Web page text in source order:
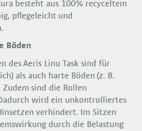
besteht aus 100% recyceltem
pflegeleicht und
Böden
des Aeris Linu Task sind für
als auch harte Böden (z. B.
Zudem sind die Rollen
wird ein unkontrolliertes
verhindert. Im Sitzen
durch die Belastung